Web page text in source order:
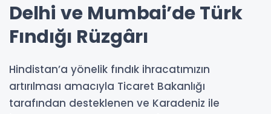
Delhi ve Mumbai’de Türk
Fındığı Rüzgârı
Hindistan’a yönelik fındık ihracatımızın
artırılması amacıyla Ticaret Bakanlığı
tarafından desteklenen ve Karadeniz ile